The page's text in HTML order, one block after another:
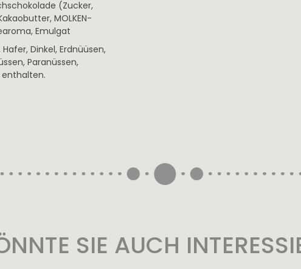
(Zucker,
MOLKEN-
Emulgat
Dinkel, Erdnüüsen,
Paranüssen,
enthalten.
SIE AUCH